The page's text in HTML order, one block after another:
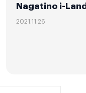
Nagatino i-Land
2021.11.26